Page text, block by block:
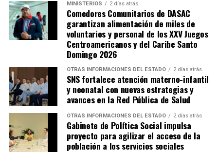
MINISTERIOS 2 días atrás
Comedores Comunitarios de DASAC
garantizan alimentación de miles de
voluntarios y personal de los XXV Juegos
Centroamericanos y del Caribe Santo
Domingo 2026
OTRAS INFORMACIONES DEL ESTADO 2 días atrás
SNS fortalece atención materno-infantil
y neonatal con nuevas estrategias y
avances en la Red Pública de Salud
OTRAS INFORMACIONES DEL ESTADO 2 días atrás
Gabinete de Política Social impulsa
proyecto para agilizar el acceso de la
población a los servicios sociales